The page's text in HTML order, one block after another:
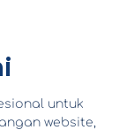
untuk
website,